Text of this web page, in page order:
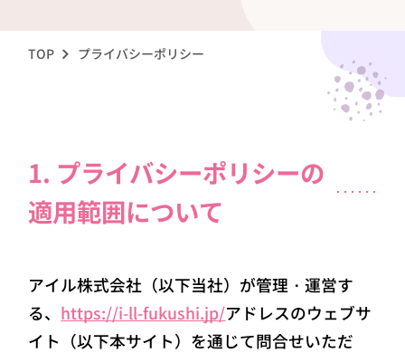
TOP プライバシーポリシー
1. プライバシーポリシーの
適用範囲について
アイル株式会社（以下当社）が管理・運営す
る、 https://i-ll-fukushi.jp/アドレスのウェブサ
イト（以下本サイト）を通じて問合せいただ